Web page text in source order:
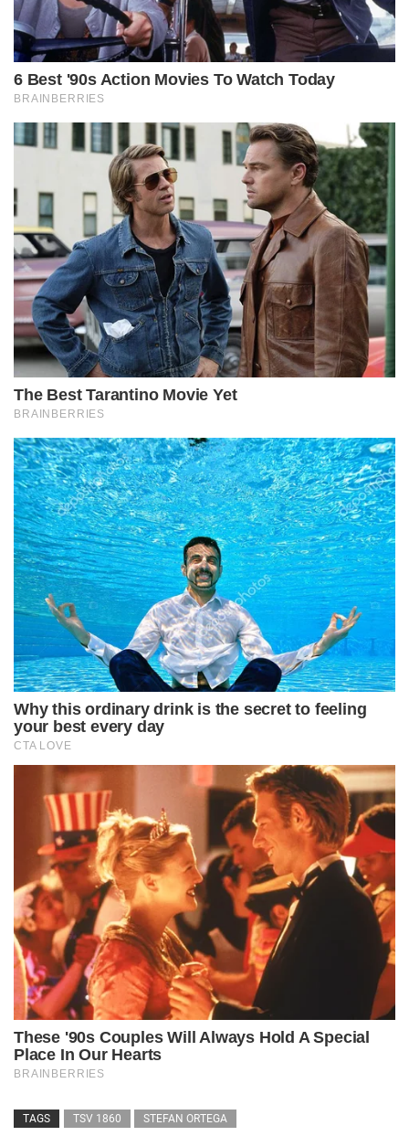
TAGS TSV 1860 STEFAN ORTEGA